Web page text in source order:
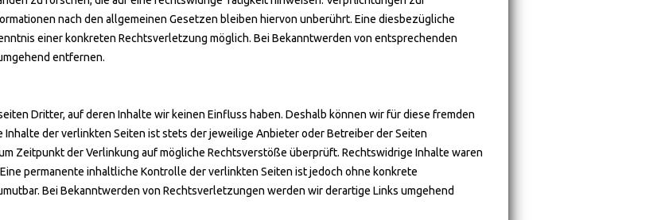
nach den allgemeinen Gesetzen bleiben hiervon unberührt. Eine diesbezügliche
einer konkreten Rechtsverletzung möglich. Bei Bekanntwerden von entsprechenden
entfernen.
Dritter, auf deren Inhalte wir keinen Einfluss haben. Deshalb können wir für diese fremden
Inhalte der verlinkten Seiten ist stets der jeweilige Anbieter oder Betreiber der Seiten
Zeitpunkt der Verlinkung auf mögliche Rechtsverstöße überprüft. Rechtswidrige Inhalte waren
permanente inhaltliche Kontrolle der verlinkten Seiten ist jedoch ohne konkrete
Bei Bekanntwerden von Rechtsverletzungen werden wir derartige Links umgehend